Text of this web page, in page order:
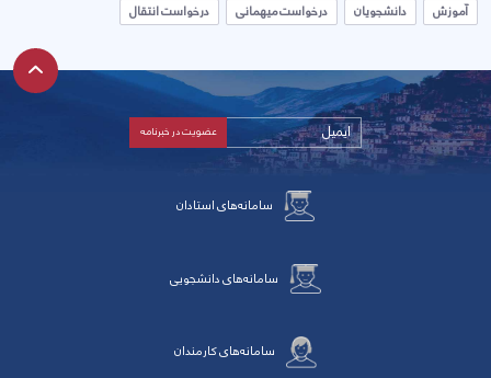
آموزش دانشجویان درخواست میهمانی درخواست انتقال
سامانه‌های استادان
سامانه‌های دانشجویی
سامانه‌های کارمندان